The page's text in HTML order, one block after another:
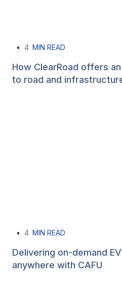
• 4 MIN READ
How ClearRoad offers
to road and
• 4 MIN READ
Delivering on-demand
anywhere with CAFU